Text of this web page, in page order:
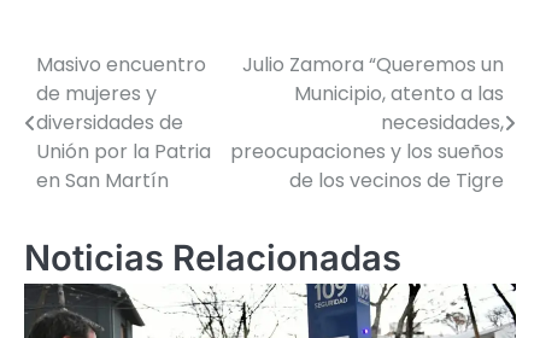
Navegación
de
entradas
Masivo encuentro
de mujeres y
diversidades de
Unión por la Patria
en San Martín
Julio Zamora “Queremos un
Municipio, atento a las
necesidades,
preocupaciones y los sueños
de los vecinos de Tigre
Noticias Relacionadas